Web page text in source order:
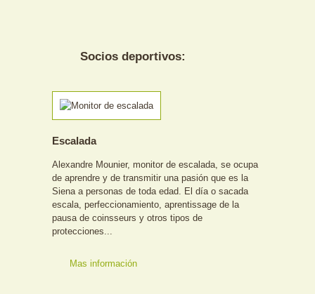
Socios deportivos:
Escalada
Alexandre Mounier, monitor de escalada, se ocupa
de aprendre y de transmitir una pasión que es la
Siena a personas de toda edad. El día o sacada
escala, perfeccionamiento, aprentissage de la
pausa de coinsseurs y otros tipos de
protecciones...
Mas información